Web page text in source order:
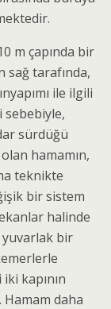
m çapında bir
sağ tarafında,
ile ilgili
sürdüğü
hamamın,
teknikte
bir sistem
halinde
yuvarlak bir
kapının
daha